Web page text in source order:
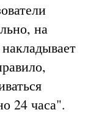
на
24 часа".